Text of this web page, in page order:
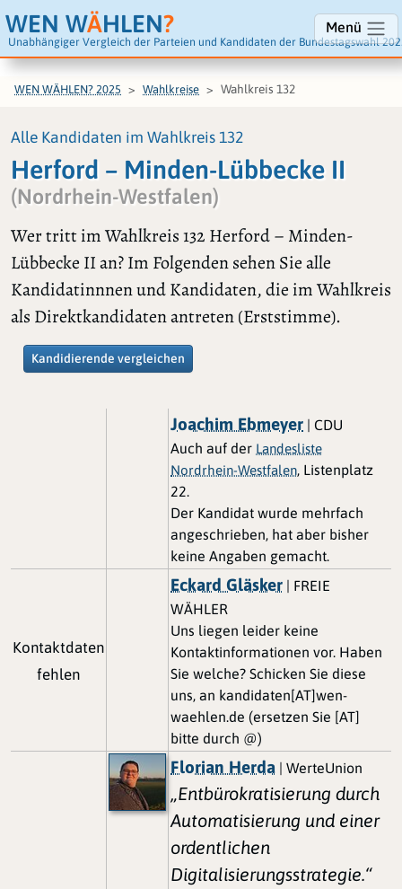
WEN WÄHLEN?
Unabhängiger Vergleich der Parteien und Kandidaten der Bundestagswahl
Menü
WEN WÄHLEN? 2025 Wahlkreise Wahlkreis 132
Alle Kandidaten im Wahlkreis 132
Herford – Minden-Lübbecke II
(Nordrhein-Westfalen)
Wer tritt im Wahlkreis 132 Herford – Minden-
Lübbecke II an? Im Folgenden sehen Sie alle
Kandidatinnnen und Kandidaten, die im Wahlkreis
als Direktkandidaten antreten (Erststimme).
Kandidierende vergleichen
Joachim Ebmeyer | CDU
Auch auf der Landesliste
Nordrhein-Westfalen , Listenplatz
22.
Der Kandidat wurde mehrfach
angeschrieben, hat aber bisher
keine Angaben gemacht.
Kontaktdaten
fehlen
Eckard Gläsker | FREIE
WÄHLER
Uns liegen leider keine
Kontaktinformationen vor. Haben
Sie welche? Schicken Sie diese
uns, an kandidaten[AT]wen-
waehlen.de (ersetzen Sie [AT]
bitte durch @)
Florian Herda | WerteUnion
„Entbürokratisierung durch
Automatisierung und einer
ordentlichen
Digitalisierungsstrategie.“